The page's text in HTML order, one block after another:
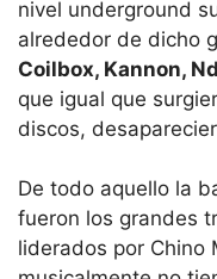
nivel underground
alrededor de dicho
Coilbox, Kannon,
que igual que
discos,
De todo aquello la
fueron los grandes
liderados por Chino